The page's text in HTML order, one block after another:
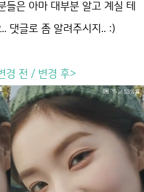
들은 아마 대부분 알고 계실 테
댓글로 좀 알려주시지.. :)
경 전 / 변경 후>